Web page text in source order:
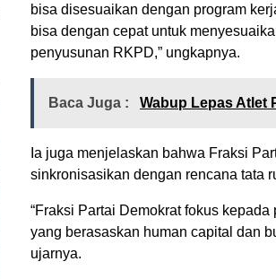
bisa disesuaikan dengan program
bisa dengan cepat untuk
penyusunan RKPD,” ungkapnya.
Baca Juga : Wabup Lepas Atlet
Ia juga menjelaskan bahwa Fraksi
sinkronisasikan dengan rencana tata
“Fraksi Partai Demokrat fokus
yang berasaskan human capital dan
ujarnya.